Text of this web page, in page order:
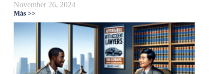
November 26, 2024
Más >>